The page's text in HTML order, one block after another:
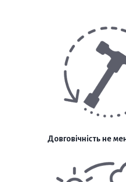
Довговічність не